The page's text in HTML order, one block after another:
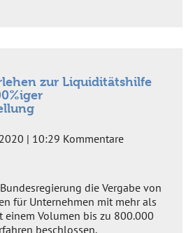
zur Liquiditätshilfe
| 10:29 Kommentare
die Vergabe von
für Unternehmen mit mehr als
einem Volumen bis zu 800.000
beschlossen.